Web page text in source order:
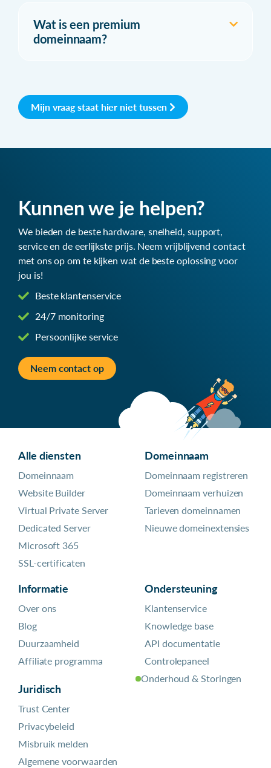
Wat is een premium
domeinnaam?
Mijn vraag staat hier niet tussen
Kunnen we je helpen?
We bieden de beste hardware, snelheid, support,
service en de eerlijkste prijs. Neem vrijblijvend contact
met ons op om te kijken wat de beste oplossing voor
jou is!
Beste klantenservice
24/7 monitoring
Persoonlijke service
Neem contact op
Alle diensten
Domeinnaam
Website Builder
Virtual Private Server
Dedicated Server
Microsoft 365
SSL-certificaten
Domeinnaam
Domeinnaam registreren
Domeinnaam verhuizen
Tarieven domeinnamen
Nieuwe domeinextensies
Informatie
Over ons
Blog
Duurzaamheid
Affiliate programma
Juridisch
Trust Center
Privacybeleid
Misbruik melden
Algemene voorwaarden
Ondersteuning
Klantenservice
Knowledge base
API documentatie
Controlepaneel
Onderhoud & Storingen